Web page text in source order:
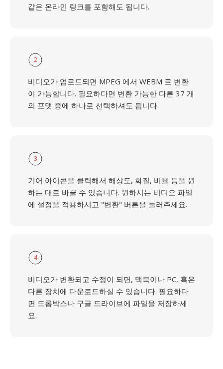
같은 온라인 링크를 포함해도 됩니다.
2
비디오가 업로드되면 MPEG 에서 WEBM 로 변환
이 가능합니다. 필요하다면 변환 가능한 다른 37 개
의 포맷 중에 하나로 선택하셔도 됩니다.
3
기어 아이콘을 클릭해서 해상도, 화질, 비율 등을 원
하는 대로 바꿀 수 있습니다. 원하시는 비디오 파일
에 설정을 적용하시고 "변환" 버튼을 눌러주세요.
4
비디오가 변환되고 수정이 되면, 맥북이나 PC, 혹은
다른 장치에 다운로드하실 수 있습니다. 필요하다
면 드롭박스나 구글 드라이브에 파일을 저장하세
요.